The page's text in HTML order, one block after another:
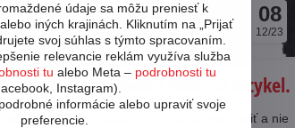
pár
08
12/23
Fidlock - už nielen fľaše na bicykel.
Poznáte to - počas jazdy sa chcete napiť a nie
údaje sa môžu preniesť k
iných krajinách. Kliknutím na „Prijať
svoj súhlas s týmto spracovaním.
relevancie reklám využíva služba
tu alebo Meta – podrobnosti tu
Instagram).
informácie alebo upraviť svoje
preferencie.